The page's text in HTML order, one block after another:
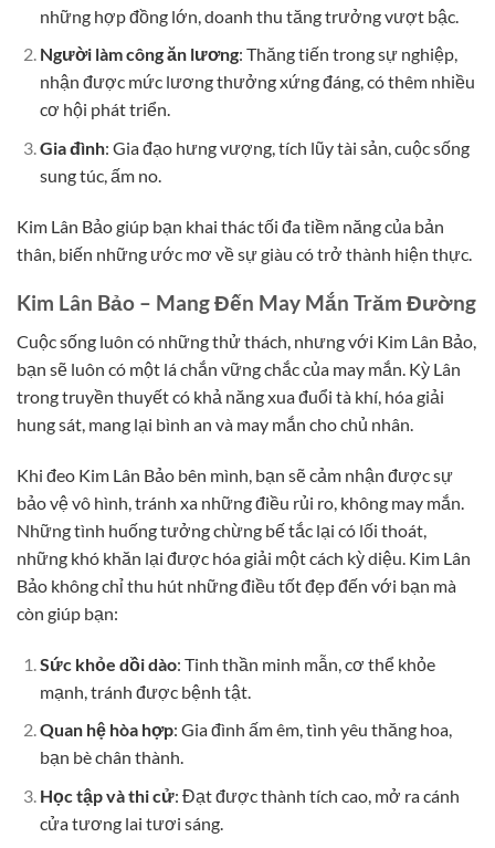
những hợp đồng lớn, doanh thu tăng trưởng vượt bậc.
Người làm công ăn lương: Thăng tiến trong sự nghiệp,
nhận được mức lương thưởng xứng đáng, có thêm nhiều
cơ hội phát triển.
Gia đình: Gia đạo hưng vượng, tích lũy tài sản, cuộc sống
sung túc, ấm no.
Kim Lân Bảo giúp bạn khai thác tối đa tiềm năng của bản
thân, biến những ước mơ về sự giàu có trở thành hiện thực.
Kim Lân Bảo – Mang Đến May Mắn Trăm Đường
Cuộc sống luôn có những thử thách, nhưng với Kim Lân Bảo,
bạn sẽ luôn có một lá chắn vững chắc của may mắn. Kỳ Lân
trong truyền thuyết có khả năng xua đuổi tà khí, hóa giải
hung sát, mang lại bình an và may mắn cho chủ nhân.
Khi đeo Kim Lân Bảo bên mình, bạn sẽ cảm nhận được sự
bảo vệ vô hình, tránh xa những điều rủi ro, không may mắn.
Những tình huống tưởng chừng bế tắc lại có lối thoát,
những khó khăn lại được hóa giải một cách kỳ diệu. Kim Lân
Bảo không chỉ thu hút những điều tốt đẹp đến với bạn mà
còn giúp bạn:
Sức khỏe dồi dào: Tinh thần minh mẫn, cơ thể khỏe
mạnh, tránh được bệnh tật.
Quan hệ hòa hợp: Gia đình ấm êm, tình yêu thăng hoa,
bạn bè chân thành.
Học tập và thi cử: Đạt được thành tích cao, mở ra cánh
cửa tương lai tươi sáng.